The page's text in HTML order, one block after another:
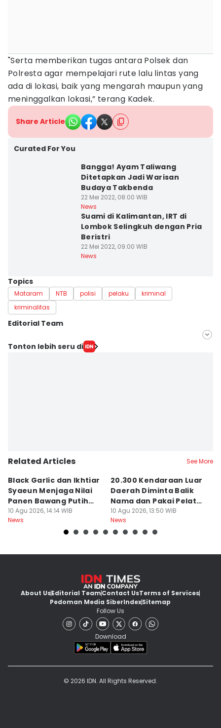
"Serta memberikan tugas antara Polsek dan
Polresta agar mempelajari rute lalu lintas yang
ada di lokasi, baik yang mengarah maupun yang
meninggalkan lokasi,” terang Kadek.
Share Article
Curated For You
Bangga! Ayam Taliwang
Ditetapkan Jadi Warisan
Budaya Takbenda
22 Mei 2022, 08:00 WIB
News
Suami di Kalimantan, IRT di
Lombok Selingkuh dengan Pria
Beristri
22 Mei 2022, 09:00 WIB
News
Topics
Mataram NTB polisi pelaku
kriminal
kriminalitas
Editorial Team
Editor
Tonton lebih seru di
Related Articles See More
Black Garlic dan Ikhtiar
Syaeun Menjaga Nilai
Panen Bawang Putih
Sembalun
10 Agu 2026, 14:14 WIB
News
20.300 Kendaraan Luar
Daerah Diminta Balik
Nama dan Pakai Pelat
NTB
10 Agu 2026, 13:50 WIB
News
About UsEditorial TeamContact UsTerms of Services
Pedoman Media SiberIndexSitemap
Follow Us
Download
© 2026 IDN. All Rights Reserved.